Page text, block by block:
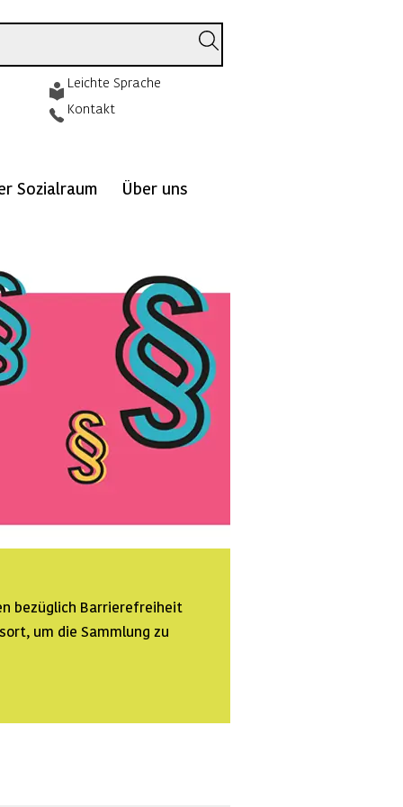
Leichte Sprache
Kontakt
Sozialraum Über uns
bezüglich Barrierefreiheit
um die Sammlung zu